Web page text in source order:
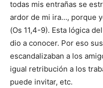
todas mis entrañas se
ardor de mi ira…, porque
(Os 11,4-9). Esta lógica
dio a conocer. Por eso
escandalizaban a los
igual retribución a los
puede invitar, etc.